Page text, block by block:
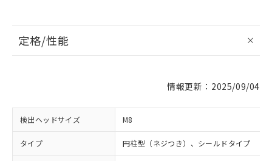
定格/性能
情報更新：2025/09/04
検出ヘッドサイズ M8
タイプ 円柱型（ネジつき）、シールドタイプ